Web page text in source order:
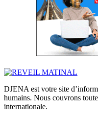
DJENA est votre site
humains. Nous couvrons
internationale.